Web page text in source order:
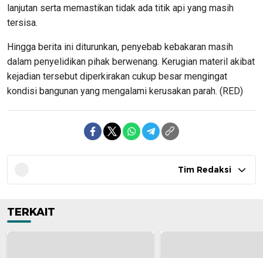
lanjutan serta memastikan tidak ada titik api yang masih
tersisa.
Hingga berita ini diturunkan, penyebab kebakaran masih
dalam penyelidikan pihak berwenang. Kerugian materil akibat
kejadian tersebut diperkirakan cukup besar mengingat
kondisi bangunan yang mengalami kerusakan parah. (RED)
Tim Redaksi
TERKAIT